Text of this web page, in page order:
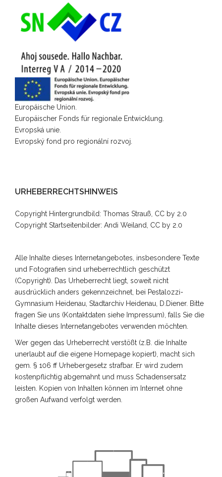
Europäische Union.
Europäischer Fonds für regionale Entwicklung.
Evropská unie.
Evropský fond pro regionální rozvoj.
URHEBERRECHTSHINWEIS
Copyright Hintergrundbild: Thomas Strauß, CC by 2.0
Copyright Startseitenbilder: Andi Weiland, CC by 2.0
Alle Inhalte dieses Internetangebotes, insbesondere Texte
und Fotografien sind urheberrechtlich geschützt
(Copyright). Das Urheberrecht liegt, soweit nicht
ausdrücklich anders gekennzeichnet, bei Pestalozzi-
Gymnasium Heidenau, Stadtarchiv Heidenau, D.Diener. Bitte
fragen Sie uns (Kontaktdaten siehe Impressum), falls Sie die
Inhalte dieses Internetangebotes verwenden möchten.
Wer gegen das Urheberrecht verstößt (z.B. die Inhalte
unerlaubt auf die eigene Homepage kopiert), macht sich
gem. § 106 ff Urhebergesetz strafbar. Er wird zudem
kostenpflichtig abgemahnt und muss Schadensersatz
leisten. Kopien von Inhalten können im Internet ohne
großen Aufwand verfolgt werden.